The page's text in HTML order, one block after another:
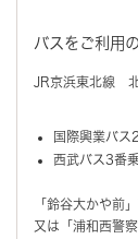
バスをご利用
JR京浜東北線
国際興業バス
西武バス3番
「鈴谷大かや前
又は「浦和西警